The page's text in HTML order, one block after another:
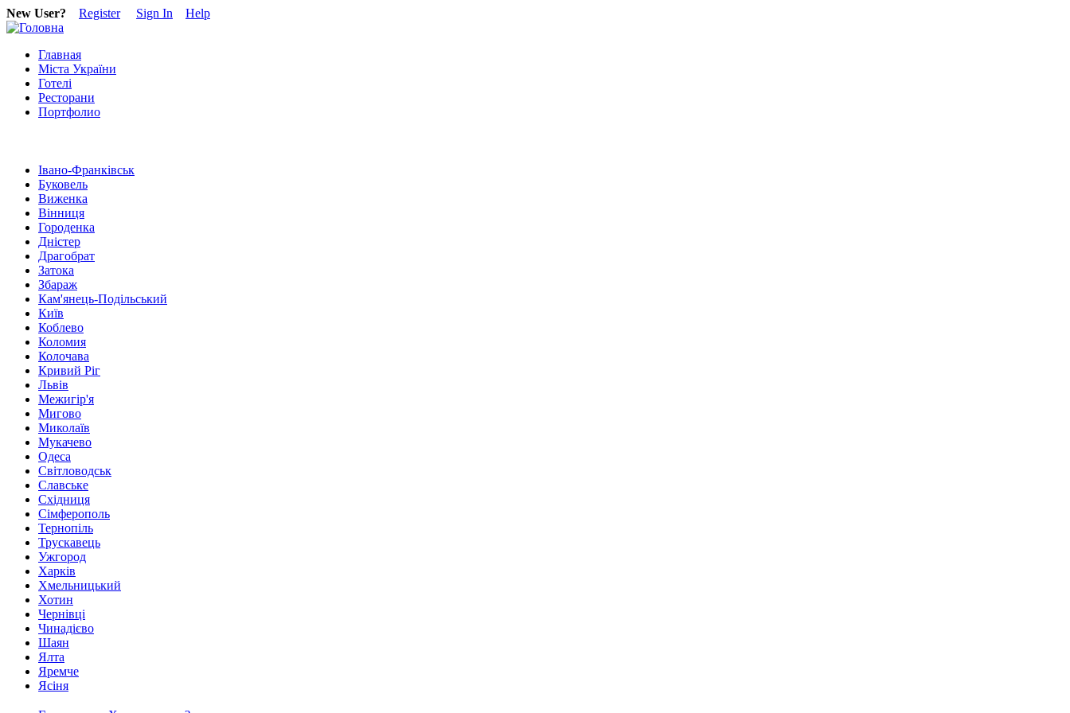
New User? Register Sign In Help
Главная
Міста України
Готелі
Ресторани
Портфолио
Івано-Франківськ
Буковель
Виженка
Вінниця
Городенка
Дністер
Драгобрат
Затока
Збараж
Кам'янець-Подільський
Київ
Коблево
Коломия
Колочава
Кривий Ріг
Львів
Межигір'я
Мигово
Миколаїв
Мукачево
Одеса
Світловодськ
Славське
Східниця
Сімферополь
Тернопіль
Трускавець
Ужгород
Харків
Хмельницький
Хотин
Чернівці
Чинадієво
Шаян
Ялта
Яремче
Ясіня